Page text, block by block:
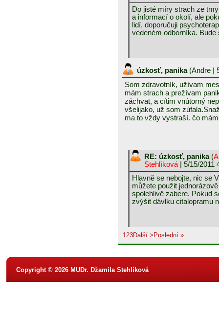
Do jisté míry strach ze
a informací o okolí, ale
lidí, doporučuji
vedeném odborníka.
úzkosť, panika (Andre |
Som zdravotník, užívam
mám strach a prežívam
záchvat, a cítim vnútorný
všelijako, už som
ma to vždy vystraší. čo
RE: úzkosť, panika (
Stehlíková | 5/15/2011
Hlavně se nebojte, nic se
můžete použit
spolehlivě zabere. Pokud
zvýšit dávlku citalopramu
123Další > Poslední »
Copyright © 2026 MUDr. Džamila Stehlíková